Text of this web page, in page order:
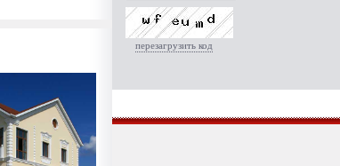
перезагрузить код